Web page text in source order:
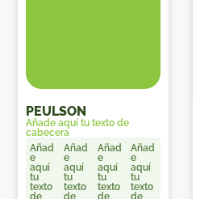
PEULSON
Añade aquí tu texto de
cabecera
Añad
e
aquí
tu
texto
de
Añad
e
aquí
tu
texto
de
Añad
e
aquí
tu
texto
de
Añad
e
aquí
tu
texto
de